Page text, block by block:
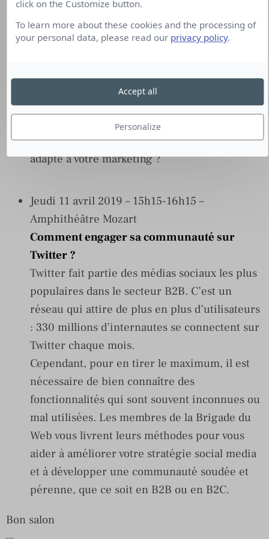
GO VIRAL
sont ces instagrammeurs, youTubeurs,
podcasteurs et comment les marketers les
utilisent ils ? Quels profils de brand
ambassadors ? Comment créer du contenu
adapte à votre marketing ?
Jeudi 11 avril 2019 – 15h15-16h15 –
Amphithéâtre Mozart
Comment engager sa communauté sur
Twitter ?
Twitter fait partie des médias sociaux les plus
populaires dans le secteur B2B. C’est un
réseau qui attire de plus en plus d’utilisateurs
: 330 millions d’internautes se connectent sur
Twitter chaque mois.
Cependant, pour en tirer le maximum, il est
nécessaire de bien connaître des
fonctionnalités qui sont souvent inconnues ou
mal utilisées. Les membres de la Brigade du
Web vous livrent leurs méthodes pour vous
aider à améliorer votre stratégie social media
et à développer une communauté soudée et
pérenne, que ce soit en B2B ou en B2C.
Bon salon
click on the Customize button.
To learn more about these cookies and the processing of
your personal data, please read our privacy policy.
Personalize
Accept all